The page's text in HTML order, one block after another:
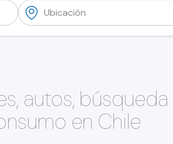
autos,
en Chile